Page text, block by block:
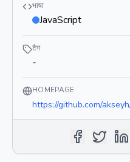
भाषा
JavaScript
टैग
-
HOMEPAGE
https://github.com/